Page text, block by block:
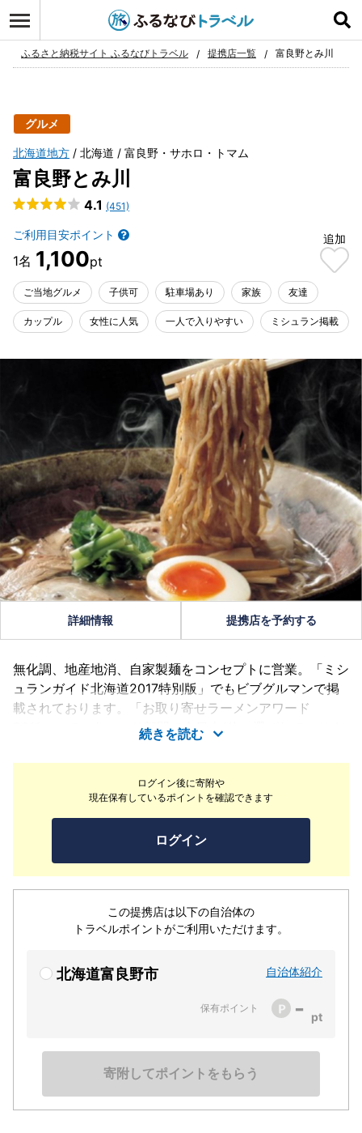
お気に入り
ふるさと納税サイト ふるなびトラベル 提携店一覧 富良野とみ川
グルメ
北海道地方 北海道 富良野・サホロ・トマム
富良野とみ川
4.1 (451)
ご利用目安ポイント
1,100
追加
ご当地グルメ 子供可 駐車場あり 家族 友達
カップル 女性に人気 一人で入りやすい ミシュラン掲載
ログイン後に寄附や
現在保有しているポイントを確認できます
ログイン
この提携店は以下の自治体の
トラベルポイントがご利用いただけます。
北海道富良野市 自治体紹介
保有ポイント -
寄附してポイントをもらう
詳細情報 提携店を予約する
無化調、地産地消、自家製麺をコンセプトに営業。「ミシ
ュランガイド北海道2017特別版」でもビブグルマンで掲
載されております。「お取り寄せラーメンアワード
2011」にて、あっさり部門で全日本1位に選ばれておりま
続きを読む